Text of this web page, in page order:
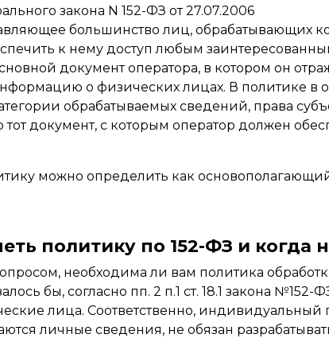
закона N 152-ФЗ от 27.07.2006
большинство лиц, обрабатывающих
к нему доступ любым
документ оператора, в котором он
о физических лицах. В политике в
обрабатываемых сведений, права
тот документ, с которым оператор должен
можно определить как
политику по 152-ФЗ и когда
необходима ли вам политика
бы, согласно пп. 2 п.1 ст. 18.1 закона
лица. Соответственно,
личные сведения, не обязан